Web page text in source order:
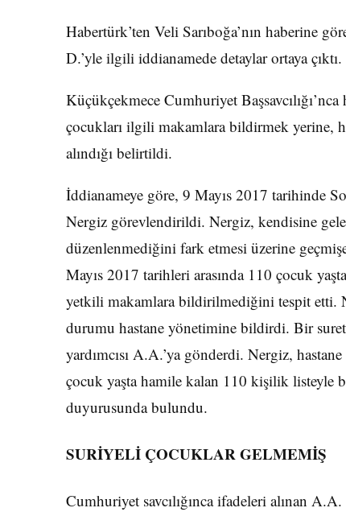
Habertürk’ten Veli Sarıboğa’nın haberine
D.’yle ilgili iddianamede detaylar ortaya çıktı.
Küçükçekmece Cumhuriyet
çocukları ilgili makamlara bildirmek yerine,
alındığı belirtildi.
İddianameye göre, 9 Mayıs 2017 tarihinde
Nergiz görevlendirildi. Nergiz, kendisine
düzenlenmediğini fark etmesi üzerine
Mayıs 2017 tarihleri arasında 110 çocuk
yetkili makamlara bildirilmediğini tespit etti.
durumu hastane yönetimine bildirdi. Bir
yardımcısı A.A.’ya gönderdi. Nergiz,
çocuk yaşta hamile kalan 110 kişilik listeyle
duyurusunda bulundu.
SURİYELİ ÇOCUKLAR GELMEMİŞ
Cumhuriyet savcılığınca ifadeleri alınan